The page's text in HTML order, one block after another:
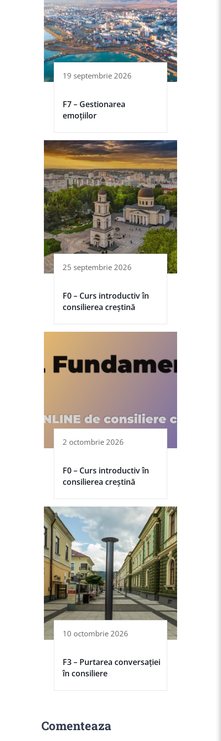
19 septembrie 2026
F7 – Gestionarea
emoțiilor
25 septembrie 2026
F0 – Curs introductiv în
consilierea creștină
2 octombrie 2026
F0 – Curs introductiv în
consilierea creștină
10 octombrie 2026
F3 – Purtarea conversației
în consiliere
Comenteaza